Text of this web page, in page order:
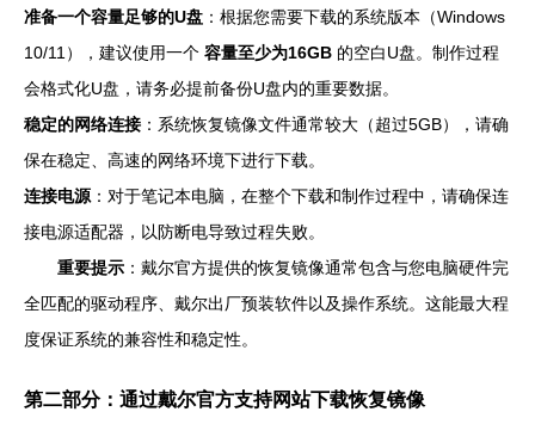
准备一个容量足够的U盘 ：根据您需要下载的系统版本（Windows
10/11），建议使用一个 容量至少为16GB 的空白U盘。制作过程
会格式化U盘，请务必提前备份U盘内的重要数据。
稳定的网络连接 ：系统恢复镜像文件通常较大（超过5GB），请确
保在稳定、高速的网络环境下进行下载。
连接电源 ：对于笔记本电脑，在整个下载和制作过程中，请确保连
接电源适配器，以防断电导致过程失败。
重要提示 ：戴尔官方提供的恢复镜像通常包含与您电脑硬件完
全匹配的驱动程序、戴尔出厂预装软件以及操作系统。这能最大程
度保证系统的兼容性和稳定性。
第二部分：通过戴尔官方支持网站下载恢复镜像